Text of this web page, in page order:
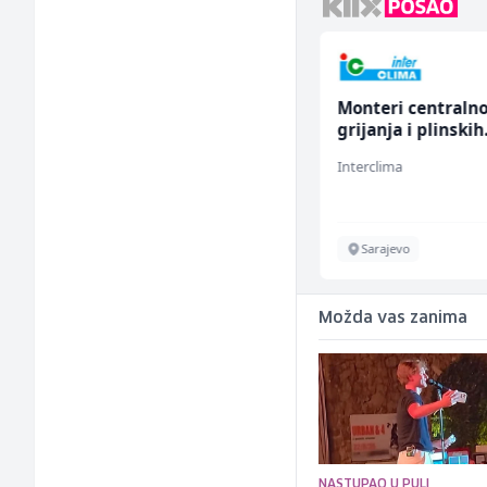
Monteri
grijanja i plinskih
Interclima
Sarajevo
Možda vas zanima
NASTUPAO U PULI